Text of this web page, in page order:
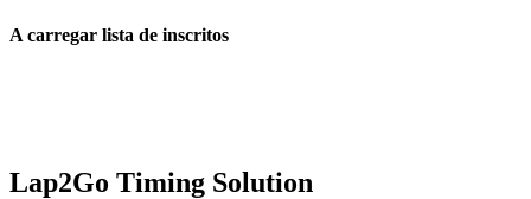
A carregar lista de inscritos
Lap2Go Timing Solution